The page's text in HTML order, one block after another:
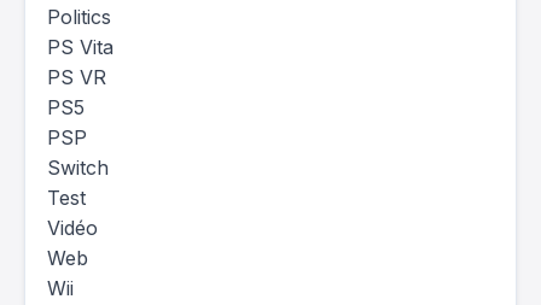
Politics
PS Vita
PS VR
PS5
PSP
Switch
Test
Vidéo
Web
Wii